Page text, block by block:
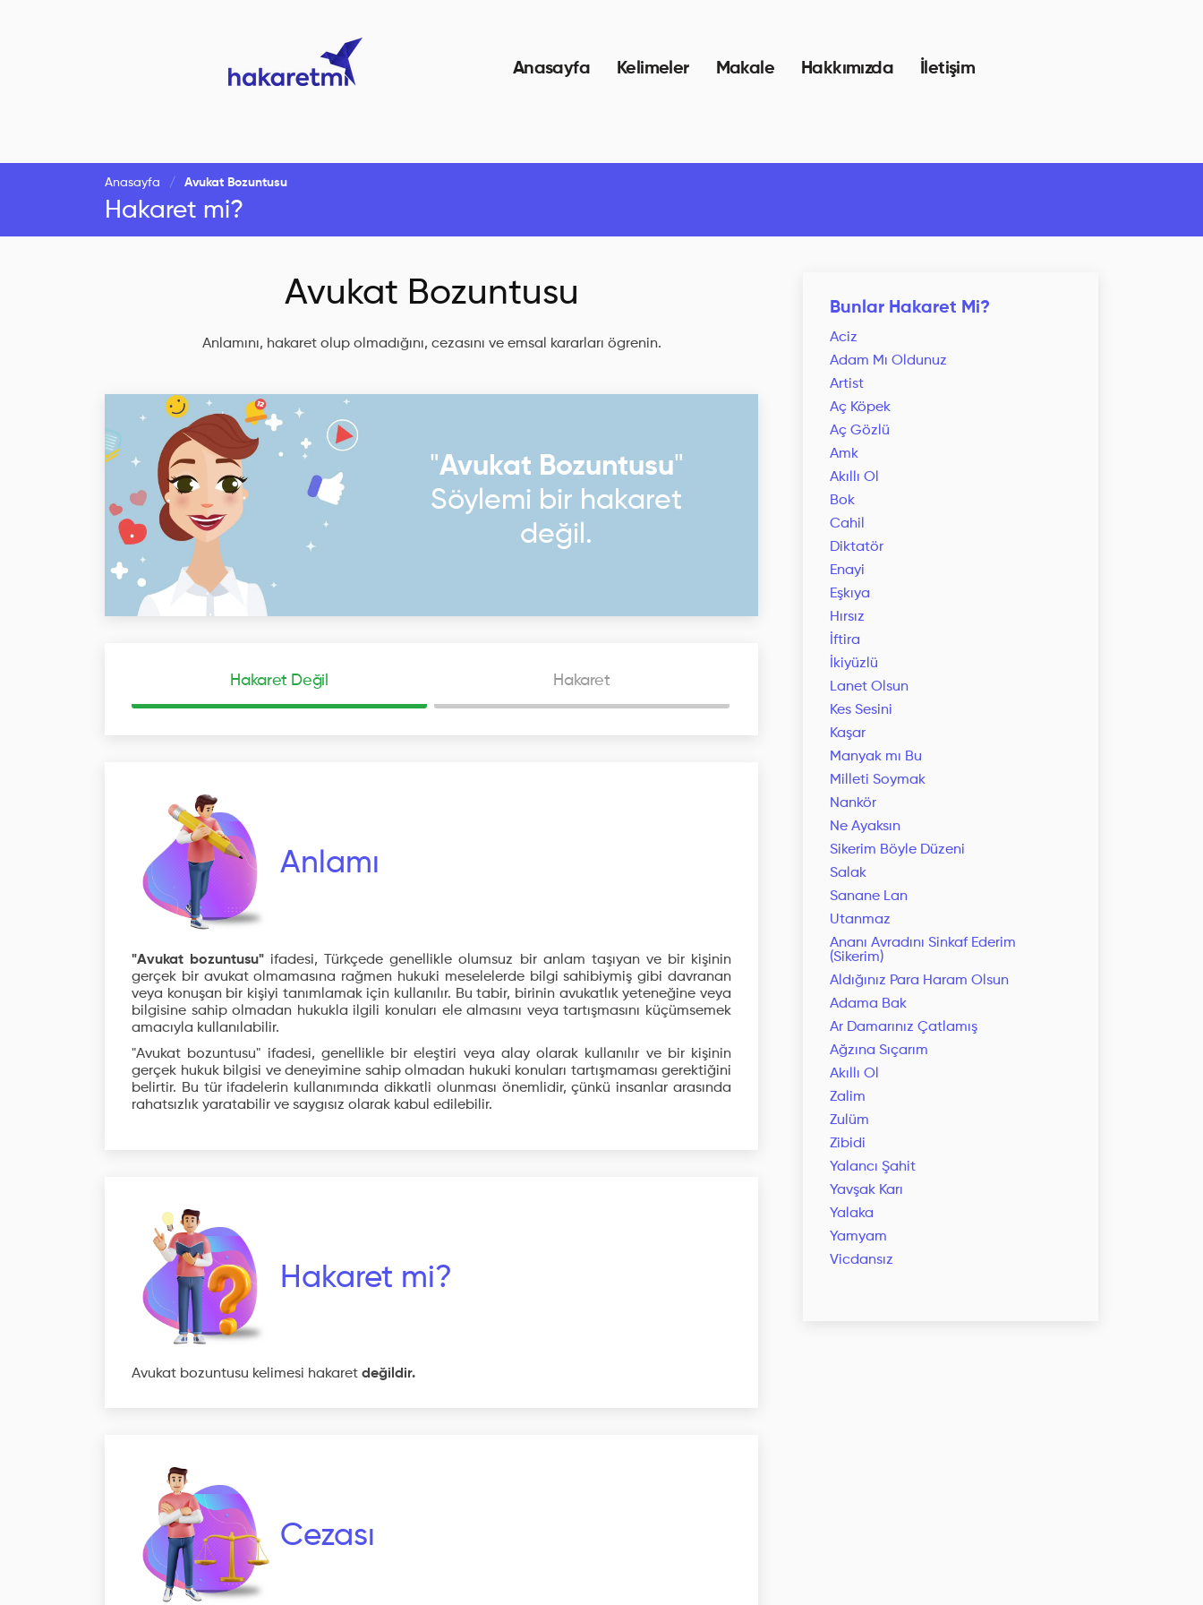
Anasayfa Kelimeler Makale Hakkımızda İletişim
Anasayfa Avukat Bozuntusu
Hakaret mi?
Avukat Bozuntusu
Anlamını, hakaret olup olmadığını, cezasını ve emsal kararları ögrenin.
"Avukat Bozuntusu"
Söylemi bir hakaret
değil.
Hakaret Değil Hakaret
Anlamı
"Avukat bozuntusu" ifadesi, Türkçede genellikle olumsuz bir anlam taşıyan ve bir kişinin
gerçek bir avukat olmamasına rağmen hukuki meselelerde bilgi sahibiymiş gibi davranan
veya konuşan bir kişiyi tanımlamak için kullanılır. Bu tabir, birinin avukatlık yeteneğine veya
bilgisine sahip olmadan hukukla ilgili konuları ele almasını veya tartışmasını küçümsemek
amacıyla kullanılabilir.
"Avukat bozuntusu" ifadesi, genellikle bir eleştiri veya alay olarak kullanılır ve bir kişinin
gerçek hukuk bilgisi ve deneyimine sahip olmadan hukuki konuları tartışmaması gerektiğini
belirtir. Bu tür ifadelerin kullanımında dikkatli olunması önemlidir, çünkü insanlar arasında
rahatsızlık yaratabilir ve saygısız olarak kabul edilebilir.
Hakaret mi?
Avukat bozuntusu kelimesi hakaret değildir.
Cezası
Bunlar Hakaret Mi?
Aciz
Adam Mı Oldunuz
Artist
Aç Köpek
Aç Gözlü
Amk
Akıllı Ol
Bok
Cahil
Diktatör
Enayi
Eşkıya
Hırsız
İftira
İkiyüzlü
Lanet Olsun
Kes Sesini
Kaşar
Manyak mı Bu
Milleti Soymak
Nankör
Ne Ayaksın
Sikerim Böyle Düzeni
Salak
Sanane Lan
Utanmaz
Ananı Avradını Sinkaf Ederim
(Sikerim)
Aldığınız Para Haram Olsun
Adama Bak
Ar Damarınız Çatlamış
Ağzına Sıçarım
Akıllı Ol
Zalim
Zulüm
Zibidi
Yalancı Şahit
Yavşak Karı
Yalaka
Yamyam
Vicdansız